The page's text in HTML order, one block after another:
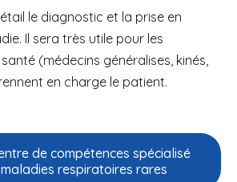
le diagnostic et la prise en
Il sera très utile pour les
(médecins généralises, kinés,
en charge le patient.
de compétences spécialisé
respiratoires rares